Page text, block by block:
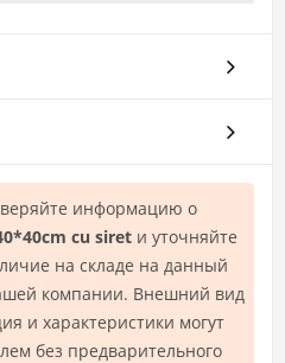
информацию о
cu siret и уточняйте
на складе на данный
компании. Внешний вид
и характеристики могут
без предварительного